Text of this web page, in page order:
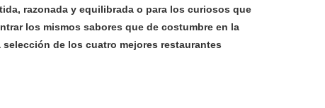
razonada y equilibrada o para los curiosos que
los mismos sabores que de costumbre en la
de los cuatro mejores restaurantes